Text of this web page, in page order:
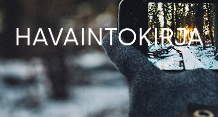
HAVAINTOKIRJA